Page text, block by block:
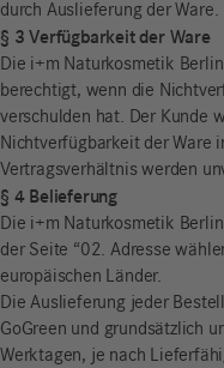
durch Auslieferung der Ware.
§ 3 Verfügbarkeit der Ware
Die i+m Naturkosmetik
berechtigt, wenn die
verschulden hat. Der Kunde
Nichtverfügbarkeit der Ware
Vertragsverhältnis werden
§ 4 Belieferung
Die i+m Naturkosmetik
der Seite “02. Adresse
europäischen Länder.
Die Auslieferung jeder
GoGreen und grundsätzlich
Werktagen, je nach